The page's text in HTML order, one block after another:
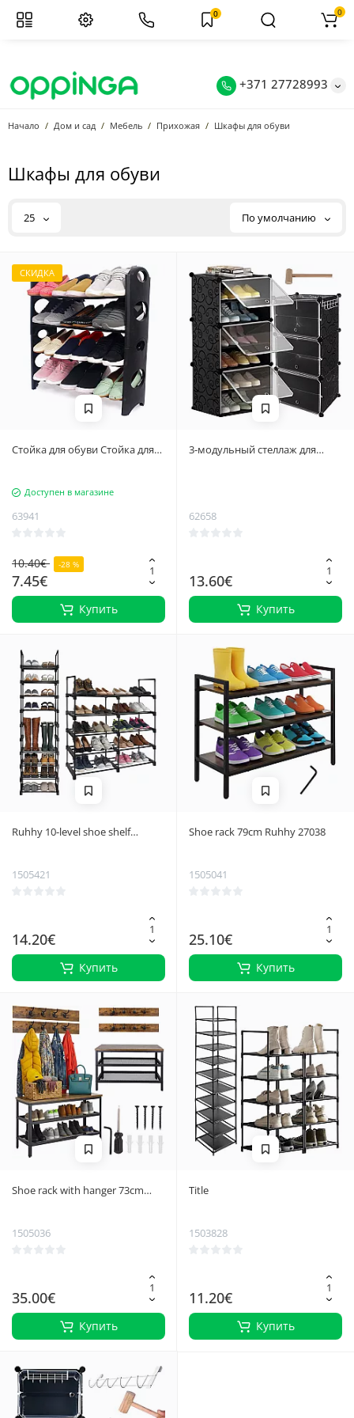
+371 27728993
0 0
Начало Дом и сад Мебель Прихожая Шкафы для обуви
Шкафы для обуви
25 По умолчанию
СКИДКА
Стойка для обуви Стойка для
Доступен в магазине
63941
10.40€ -28 %
7.45€
Купить
3-модульный стеллаж для
оптимальной организации
62658
13.60€
Купить
Ruhhy 10-level shoe shelf
1505421
14.20€
Купить
Shoe rack 79cm Ruhhy 27038
1505041
25.10€
Купить
Shoe rack with hanger 73cm
1505036
35.00€
Купить
Title
1503828
11.20€
Купить